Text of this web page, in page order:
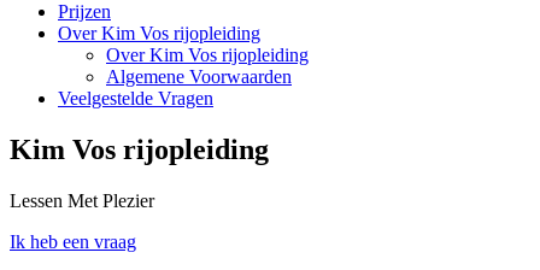
Prijzen
Over Kim Vos rijopleiding
Over Kim Vos rijopleiding
Algemene Voorwaarden
Veelgestelde Vragen
Kim Vos rijopleiding
Lessen Met Plezier
Ik heb een vraag